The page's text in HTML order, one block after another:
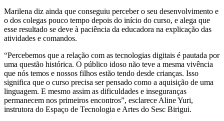
Marilena diz ainda que conseguiu perceber o seu desenvolvimento e
o dos colegas pouco tempo depois do início do curso, e alega que
esse resultado se deve à paciência da educadora na explicação das
atividades e comandos.
“Percebemos que a relação com as tecnologias digitais é pautada por
uma questão histórica. O público idoso não teve a mesma vivência
que nós temos e nossos filhos estão tendo desde crianças. Isso
significa que o curso precisa ser pensado como a aquisição de uma
linguagem. E mesmo assim as dificuldades e inseguranças
permanecem nos primeiros encontros”, esclarece Aline Yuri,
instrutora do Espaço de Tecnologia e Artes do Sesc Birigui.